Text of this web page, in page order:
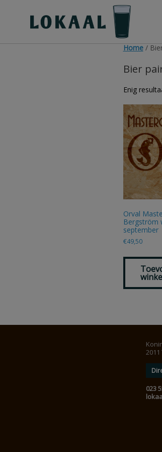
Home/
Bier
Enig
Orval
Bergström
september
€49,50
2011
023